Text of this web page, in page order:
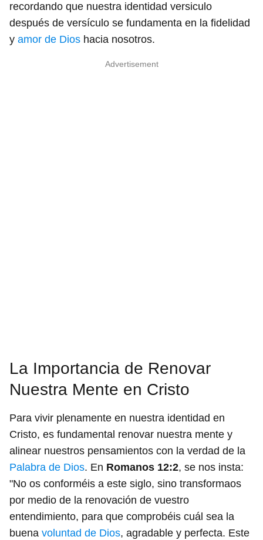
recordando que nuestra identidad versiculo
después de versículo se fundamenta en la fidelidad
y amor de Dios hacia nosotros.
Advertisement
La Importancia de Renovar
Nuestra Mente en Cristo
Para vivir plenamente en nuestra identidad en
Cristo, es fundamental renovar nuestra mente y
alinear nuestros pensamientos con la verdad de la
Palabra de Dios. En Romanos 12:2, se nos insta:
"No os conforméis a este siglo, sino transformaos
por medio de la renovación de vuestro
entendimiento, para que comprobéis cuál sea la
buena voluntad de Dios, agradable y perfecta. Este